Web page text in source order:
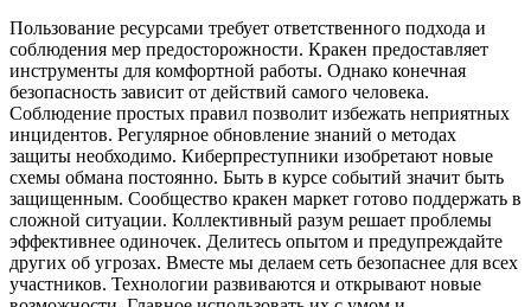
Пользование ресурсами требует ответственного подхода и
соблюдения мер предосторожности. Кракен предоставляет
инструменты для комфортной работы. Однако конечная
безопасность зависит от действий самого человека.
Соблюдение простых правил позволит избежать неприятных
инцидентов. Регулярное обновление знаний о методах
защиты необходимо. Киберпреступники изобретают новые
схемы обмана постоянно. Быть в курсе событий значит быть
защищенным. Сообщество кракен маркет готово поддержать в
сложной ситуации. Коллективный разум решает проблемы
эффективнее одиночек. Делитесь опытом и предупреждайте
других об угрозах. Вместе мы делаем сеть безопаснее для всех
участников. Технологии развиваются и открывают новые